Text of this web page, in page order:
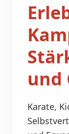
und
Karate,